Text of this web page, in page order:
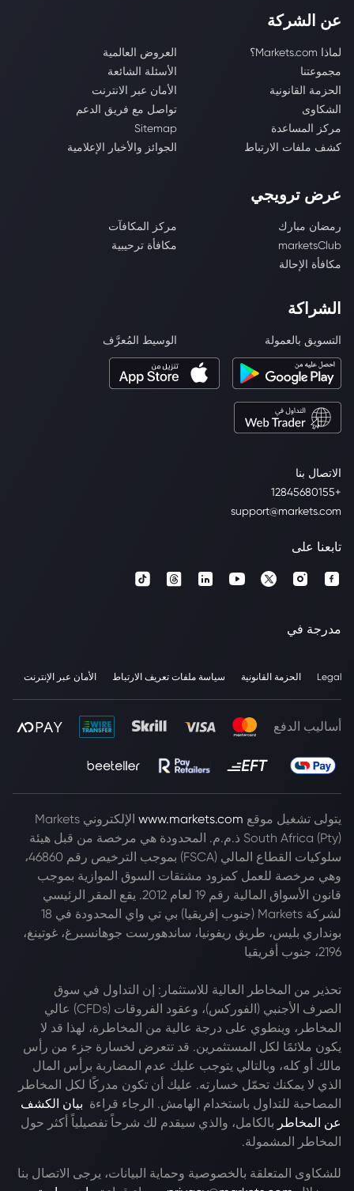
الاتصال بنا
+12845680155
support@markets.com
عن الشركة
لماذا Markets.com؟
العروض العالمية
مجموعتنا
الأسئلة الشائعة
الحزمة القانونية
الأمان عبر الانترنت
الشكاوى
تواصل مع فريق الدعم
مركز المساعدة
Sitemap
كشف ملفات الارتباط
الجوائز والأخبار الإعلامية
عرض ترويجي
رمضان مبارك
مركز المكافآت
marketsClub
مكافأة ترحيبية
مكافأة الإحالة
الشراكة
التسويق بالعمولة الوسيط المُعرَّف
تابعنا على
مدرجة في
Legal الحزمة القانونية سياسة ملفات تعريف الارتباط الأمان عبر الإنترنت
أساليب الدفع
يتولى تشغيل موقع www.markets.com
الإلكتروني Markets
South Africa (Pty) ذ.م.م. المحدودة هي مرخصة من قبل هيئة
سلوكيات القطاع المالي (FSCA) بموجب الترخيص رقم 46860،
وهي مرخصة للعمل كمزود مشتقات السوق الموازية بموجب
قانون الأسواق المالية رقم 19 لعام 2012. يقع المقر الرئيسي
لشركة Markets (جنوب إفريقيا) بي تي واي المحدودة في 18
بونداري بليس، طريق ريفونيا، ساندهورست جوهانسبرغ، غوتينغ،
2196، جنوب أفريقيا
تحذير من المخاطر العالية للاستثمار: إن التداول في سوق
الصرف الأجنبي (الفوركس)، وعقود الفروقات (CFDs) عالي
المخاطر، وينطوي على درجة عالية من المخاطرة، لهذا قد لا
يكون ملائمًا لكل المستثمرين. قد تتعرض لخسارة جزء من رأس
مالك أو كله، وبالتالي يتوجب عليك عدم المضاربة برأس المال
الذي لا يمكنك تحمّل خسارته. عليك أن تكون مدركًا لكل المخاطر
المصاحبة للتداول باستخدام الهامش. الرجاء قراءة بيان الكشف
عن المخاطر بالكامل، والذي سيقدم لك شرحاً تفصيلياً أكثر حول
المخاطر المشمولة.
للشكاوى المتعلقة بالخصوصية وحماية البيانات، يرجى الاتصال بنا